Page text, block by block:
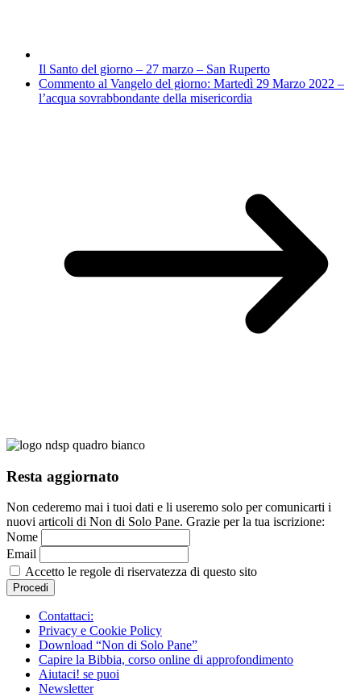
Il Santo del giorno – 27 marzo – San Ruperto
Commento al Vangelo del giorno: Martedì 29 Marzo 2022 –
l’acqua sovrabbondante della misericordia
Resta aggiornato
Non cederemo mai i tuoi dati e li useremo solo per comunicarti i
nuovi articoli di Non di Solo Pane. Grazie per la tua iscrizione:
Nome
Email
Accetto le regole di riservatezza di questo sito
Contattaci:
Privacy e Cookie Policy
Download “Non di Solo Pane”
Capire la Bibbia, corso online di approfondimento
Aiutaci! se puoi
Newsletter